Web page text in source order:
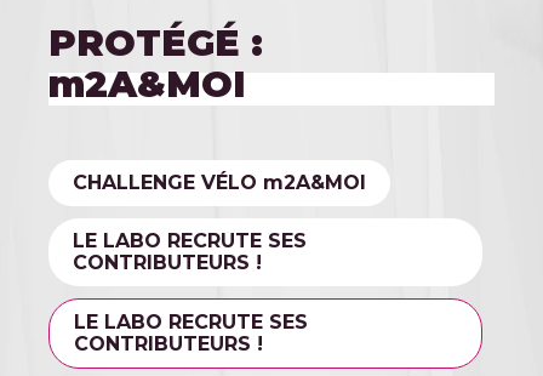
PROTÉGÉ :
m2A&MOI
CHALLENGE VÉLO m2A&MOI
LE LABO RECRUTE SES
CONTRIBUTEURS !
LE LABO RECRUTE SES
CONTRIBUTEURS !